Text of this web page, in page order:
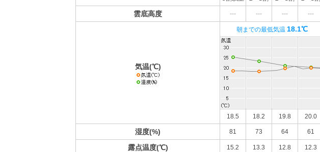
雲底高度 --- --- --- ---
気温(℃)
朝までの最低気温 18.1℃
18.5 18.2 19.8 20.0
湿度(%) 81 73 64 61
露点温度(℃) 15.2 13.3 12.8 12.3